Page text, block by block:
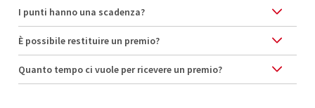
I punti hanno una scadenza?
È possibile restituire un premio?
Quanto tempo ci vuole per ricevere un premio?